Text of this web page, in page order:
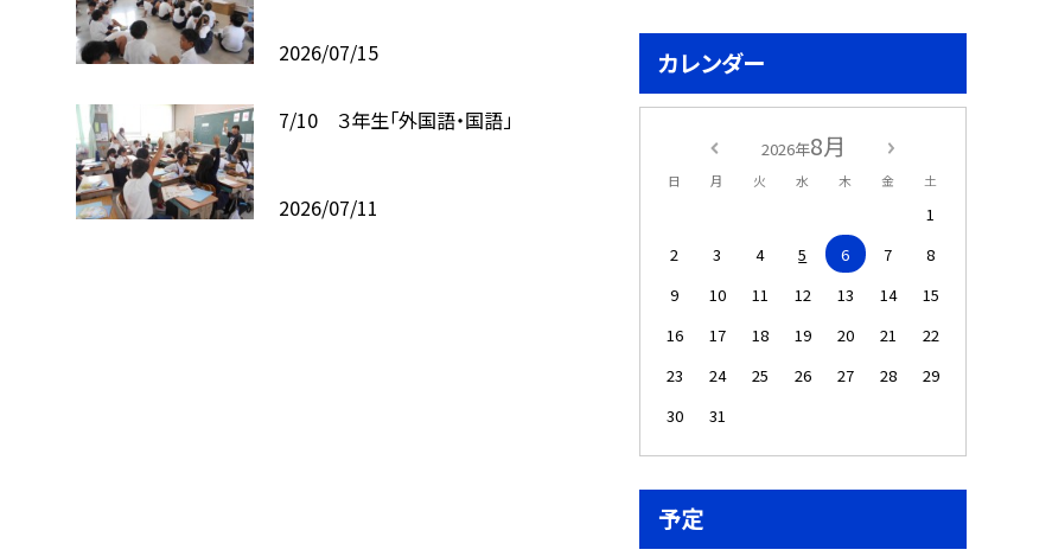
2026/07/15
7/10 ３年生「外国語・国語」
2026/07/11
カレンダー
2026年8月
日 月 火 水 木 金 土
1
2
3 4 5 6 7
8
9
10 11 12 13 14
15
16
17 18 19 20 21
22
23
24 25 26 27 28
29
30
31
予定